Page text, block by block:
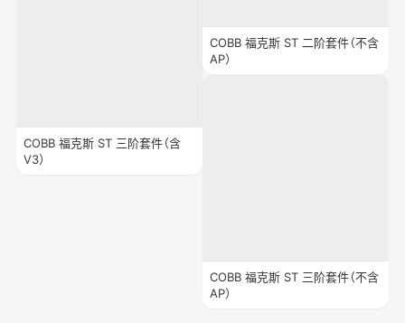
COBB 福克斯 ST 三阶套件（含
V3）
COBB 福克斯 ST 二阶套件（不含
AP）
COBB 福克斯 ST 三阶套件（不含
AP）